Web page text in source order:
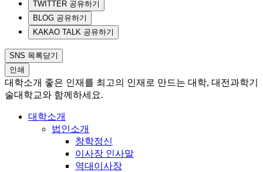
TWITTER 공유하기
BLOG 공유하기
KAKAO TALK 공유하기
SNS 목록닫기
인쇄
대학소개 좋은 인재를 최고의 인재로 만드는 대학, 대전과학기
술대학교와 함께하세요.
대학소개
법인소개
창학정신
이사장 인사말
역대이사장